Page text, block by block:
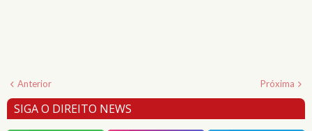
Anterior Próxima
SIGA O DIREITO NEWS